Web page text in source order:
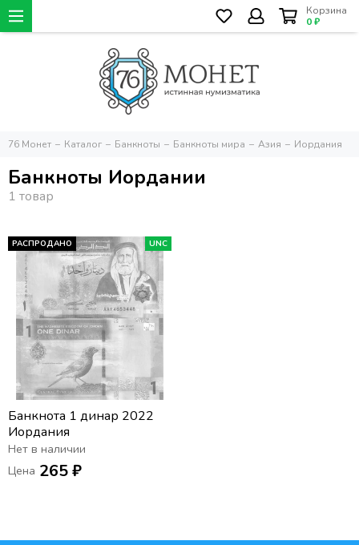
Корзина
0 ₽
76 Монет Каталог Банкноты Банкноты мира Азия Иордания
Банкноты Иордании
РАСПРОДАНО UNC
Банкнота 1 динар 2022
Иордания
Нет в наличии
Цена 265 ₽